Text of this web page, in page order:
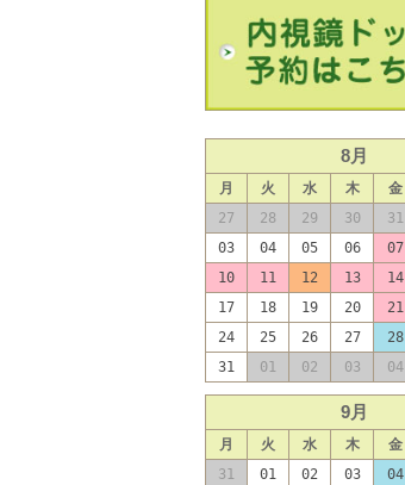
8月
月 火 水 木 金
27
28 29 30 31
03
04 05 06 07
10
11 12 13 14
17
18 19 20 21
24
25 26 27 28
31
01 02 03 04
9月
月 火 水 木 金
31
01 02 03 04